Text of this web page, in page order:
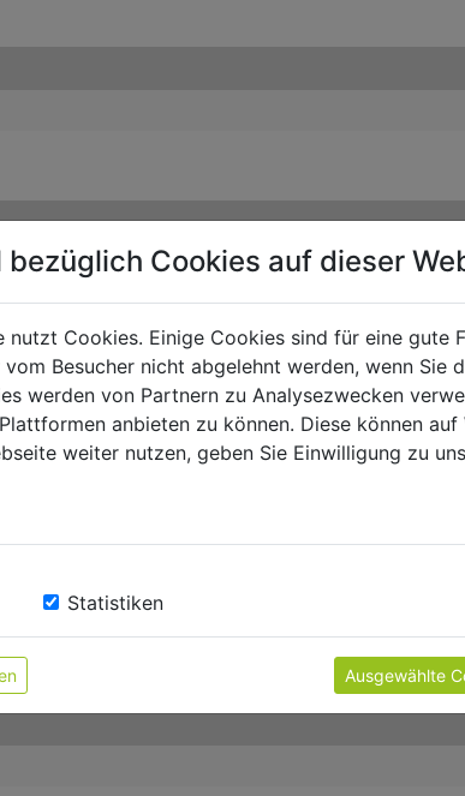
bezüglich Cookies auf dieser
nutzt Cookies. Einige Cookies sind für eine gute
Besucher nicht abgelehnt werden, wenn Sie
werden von Partnern zu Analysezwecken
anbieten zu können. Diese können
weiter nutzen, geben Sie Einwilligung zu
Statistiken
Ausgewählte